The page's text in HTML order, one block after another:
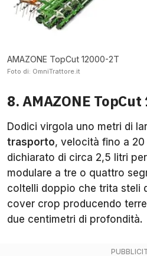
AMAZONE TopCut 12000-2T
Foto di: OmniTrattore.it
8. AMAZONE
Dodici virgola uno metri di
trasporto, velocità fino a
dichiarato di circa 2,5 litri
modulare a tre o quattro
coltelli doppio che trita steli
cover crop producendo
due centimetri di profondità.